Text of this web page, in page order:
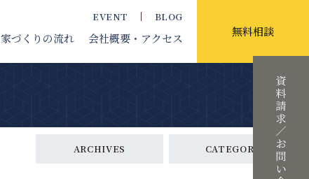
家づくりの流れ 会社概要 ・アクセス
EVENT BLOG
無料相談
ARCHIVES CATEGORY